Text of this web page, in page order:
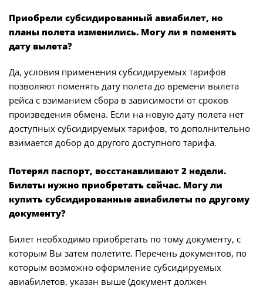
Приобрели субсидированный авиабилет, но
планы полета изменились. Могу ли я поменять
дату вылета?
Да, условия применения субсидируемых тарифов
позволяют поменять дату полета до времени вылета
рейса с взиманием сбора в зависимости от сроков
произведения обмена. Если на новую дату полета нет
доступных субсидируемых тарифов, то дополнительно
взимается добор до другого доступного тарифа.
Потерял паспорт, восстанавливают 2 недели.
Билеты нужно приобретать сейчас. Могу ли
купить субсидированные авиабилеты по другому
документу?
Билет необходимо приобретать по тому документу, с
которым Вы затем полетите. Перечень документов, по
которым возможно оформление субсидируемых
авиабилетов, указан выше (документ должен